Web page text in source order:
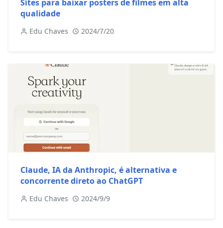
Sites para baixar posters de filmes em alta
qualidade
Edu Chaves 2024/7/20
Claude, IA da Anthropic, é alternativa e
concorrente direto ao ChatGPT
Edu Chaves 2024/9/9